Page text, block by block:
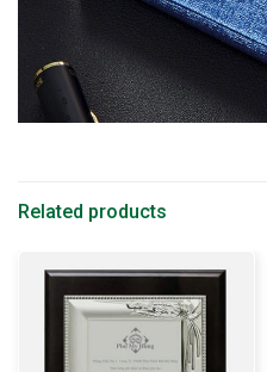
Related products